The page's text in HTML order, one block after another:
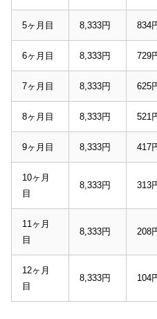
5ヶ月目 8,333円 834
6ヶ月目 8,333円 729
7ヶ月目 8,333円 625
8ヶ月目 8,333円 521
9ヶ月目 8,333円 417
10ヶ月
目
8,333円 313
11ヶ月
目
8,333円 208
12ヶ月
目
8,333円 104